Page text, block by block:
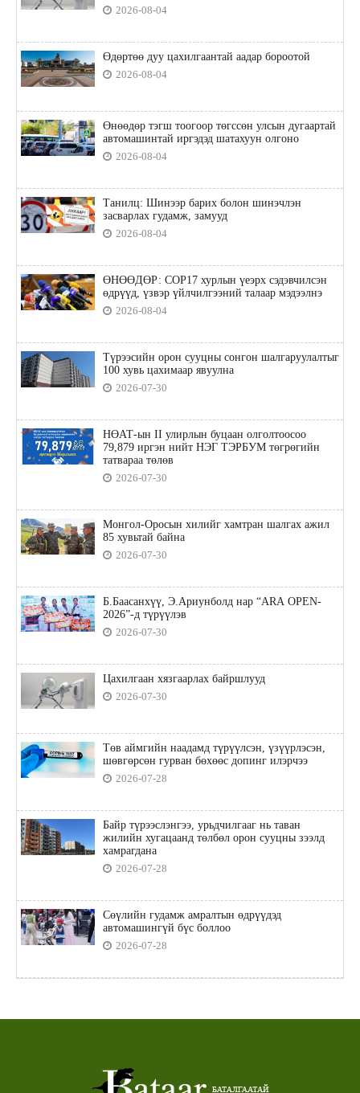
2026-08-04
Өдөртөө дуу цахилгаантай аадар бороотой
2026-08-04
Өнөөдөр тэгш тоогоор төгссөн улсын дугаартай
автомашинтай иргэдэд шатахуун олгоно
2026-08-04
Танилц: Шинээр барих болон шинэчлэн
засварлах гудамж, замууд
2026-08-04
ӨНӨӨДӨР: COP17 хурлын үеэрх сэдэвчилсэн
өдрүүд, үзвэр үйлчилгээний талаар мэдээлнэ
2026-08-04
Түрээсийн орон сууцны сонгон шалгаруулалтыг
100 хувь цахимаар явуулна
2026-07-30
НӨАТ-ын II улирлын буцаан олголтоосоо
79,879 иргэн нийт НЭГ ТЭРБУМ төгрөгийн
татвараа төлөв
2026-07-30
Монгол-Оросын хилийг хамтран шалгах ажил
85 хувьтай байна
2026-07-30
Б.Баасанхүү, Э.Ариунболд нар “ARA OPEN-
2026”-д түрүүлэв
2026-07-30
Цахилгаан хязгаарлах байршлууд
2026-07-30
Төв аймгийн наадамд түрүүлсэн, үзүүрлэсэн,
шөвгөрсөн гурван бөхөөс допинг илэрчээ
2026-07-28
Байр түрээслэнгээ, урьдчилгааг нь таван
жилийн хугацаанд төлбөл орон сууцны зээлд
хамрагдана
2026-07-28
Сөүлийн гудамж амралтын өдрүүдэд
автомашингүй бүс боллоо
2026-07-28